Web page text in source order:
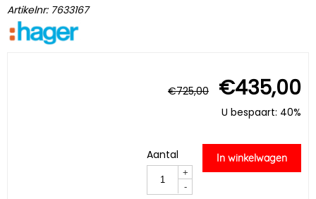
Artikelnr: 7633167
€725,00 €435,00
U bespaart: 40%
Aantal
+
-
In winkelwagen